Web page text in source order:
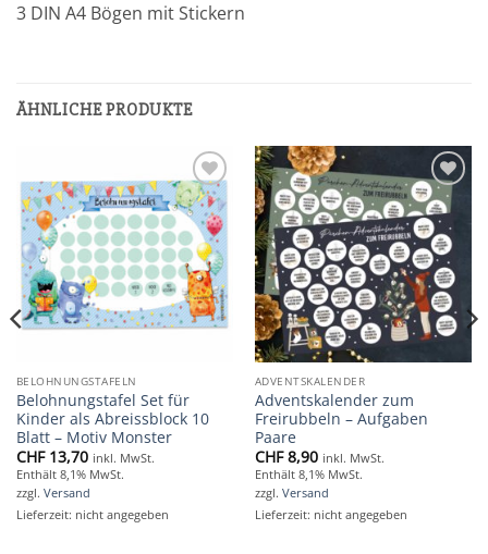
3 DIN A4 Bögen mit Stickern
ÄHNLICHE PRODUKTE
Add to
wishlist
BELOHNUNGSTAFELN
Belohnungstafel Set für
Kinder als Abreissblock 10
Blatt – Motiv Monster
CHF13,70 inkl. MwSt.
Enthält 8,1% MwSt.
zzgl. Versand
Lieferzeit: nicht angegeben
Add to
wishlist
ADVENTSKALENDER
Adventskalender zum
Freirubbeln – Aufgaben
Paare
CHF8,90 inkl. MwSt.
Enthält 8,1% MwSt.
zzgl. Versand
Lieferzeit: nicht angegeben